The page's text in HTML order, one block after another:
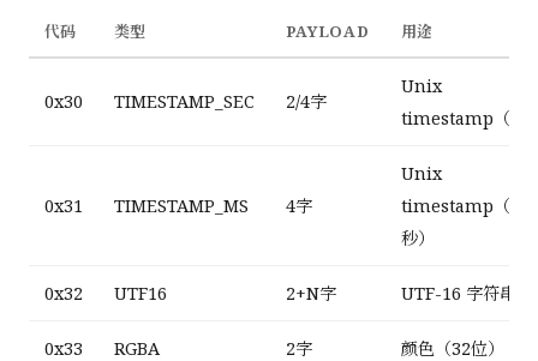
代码 类型 PAYLOAD 用途
0x30 TIMESTAMP_SEC 2/4字
Unix
timestamp（秒
0x31 TIMESTAMP_MS 4字
Unix
timestamp（毫
秒）
0x32 UTF16 2+N字 UTF-16 字符串
0x33 RGBA 2字 颜色（32位）